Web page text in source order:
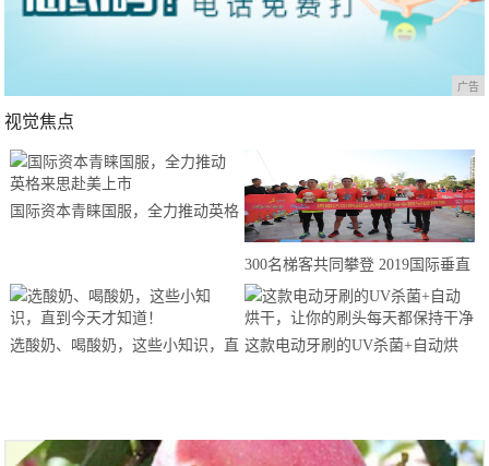
广告
视觉焦点
国际资本青睐国服，全力推动英格
300名梯客共同攀登 2019国际垂直
马拉松超级精英赛顺德海骏达中心
站欢乐开跑
选酸奶、喝酸奶，这些小知识，直 这款电动牙刷的UV杀菌+自动烘